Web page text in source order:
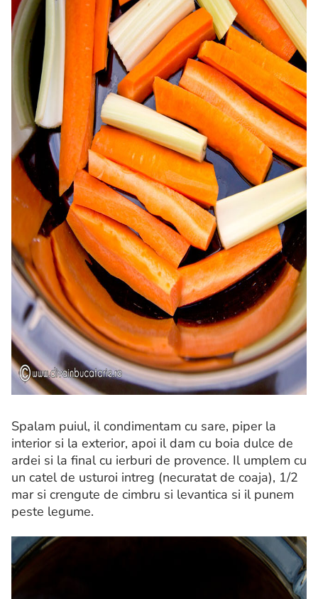
Spalam puiul, il condimentam cu sare, piper la
interior si la exterior, apoi il dam cu boia dulce de
ardei si la final cu ierburi de provence. Il umplem cu
un catel de usturoi intreg (necuratat de coaja), 1/2
mar si crengute de cimbru si levantica si il punem
peste legume.